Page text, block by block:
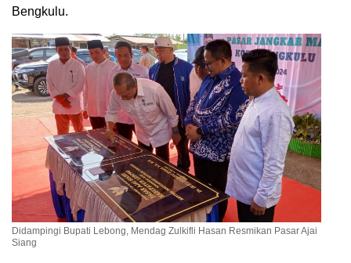
Bengkulu.
Didampingi Bupati Lebong, Mendag Zulkifli Hasan Resmikan Pasar Ajai
Siang